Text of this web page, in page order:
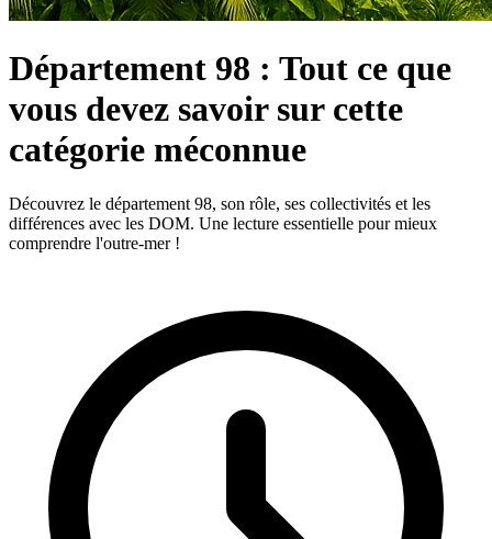
Département 98 : Tout ce que
vous devez savoir sur cette
catégorie méconnue
Découvrez le département 98, son rôle, ses collectivités et les
différences avec les DOM. Une lecture essentielle pour mieux
comprendre l'outre-mer !